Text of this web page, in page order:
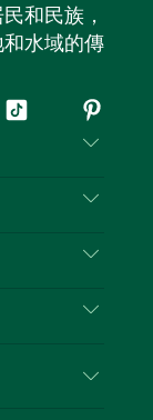
和民族，
水域的傳
抖